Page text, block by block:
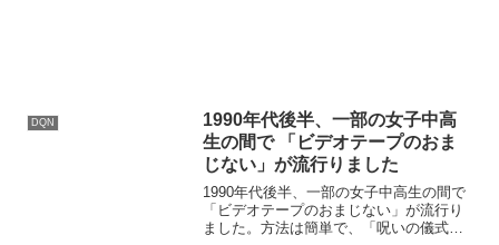
DQN
1990年代後半、一部の女子中高
生の間で 「ビデオテープのおま
じない」が流行りました
1990年代後半、一部の女子中高生の間で
「ビデオテープのおまじない」が流行り
ました。方法は簡単で、「呪いの儀式を